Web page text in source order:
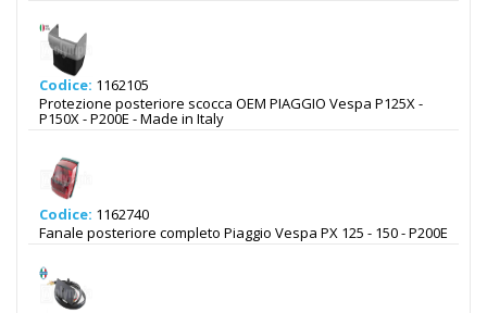
Codice: 1162105
Protezione posteriore scocca OEM PIAGGIO Vespa P125X -
P150X - P200E - Made in Italy
Codice: 1162740
Fanale posteriore completo Piaggio Vespa PX 125 - 150 - P200E